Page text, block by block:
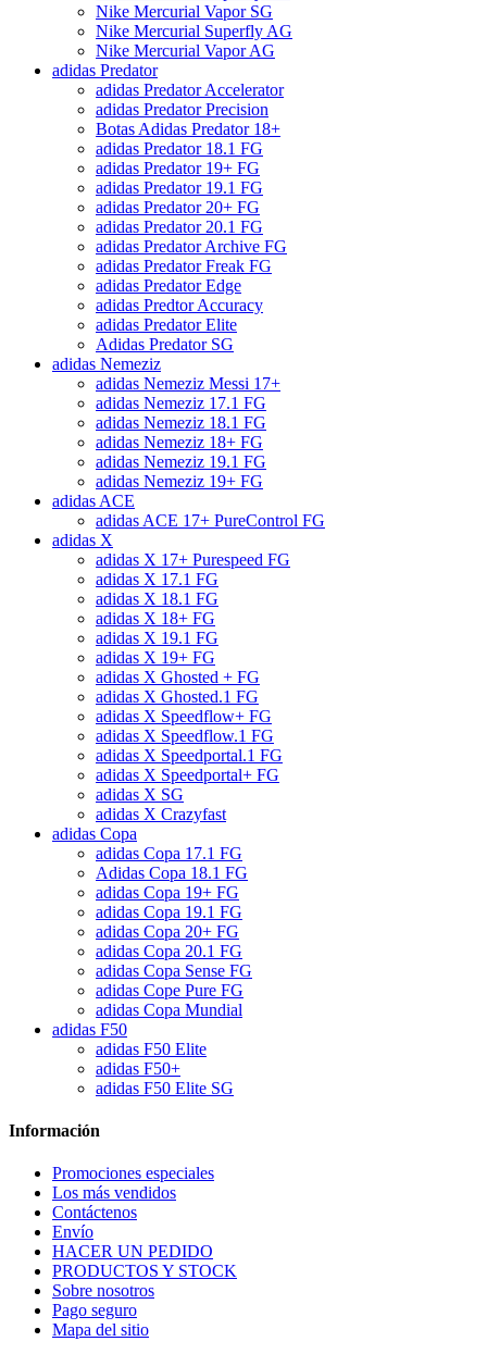
Nike Mercurial Vapor SG
Nike Mercurial Superfly AG
Nike Mercurial Vapor AG
adidas Predator
adidas Predator Accelerator
adidas Predator Precision
Botas Adidas Predator 18+
adidas Predator 18.1 FG
adidas Predator 19+ FG
adidas Predator 19.1 FG
adidas Predator 20+ FG
adidas Predator 20.1 FG
adidas Predator Archive FG
adidas Predator Freak FG
adidas Predator Edge
adidas Predtor Accuracy
adidas Predator Elite
Adidas Predator SG
adidas Nemeziz
adidas Nemeziz Messi 17+
adidas Nemeziz 17.1 FG
adidas Nemeziz 18.1 FG
adidas Nemeziz 18+ FG
adidas Nemeziz 19.1 FG
adidas Nemeziz 19+ FG
adidas ACE
adidas ACE 17+ PureControl FG
adidas X
adidas X 17+ Purespeed FG
adidas X 17.1 FG
adidas X 18.1 FG
adidas X 18+ FG
adidas X 19.1 FG
adidas X 19+ FG
adidas X Ghosted + FG
adidas X Ghosted.1 FG
adidas X Speedflow+ FG
adidas X Speedflow.1 FG
adidas X Speedportal.1 FG
adidas X Speedportal+ FG
adidas X SG
adidas X Crazyfast
adidas Copa
adidas Copa 17.1 FG
Adidas Copa 18.1 FG
adidas Copa 19+ FG
adidas Copa 19.1 FG
adidas Copa 20+ FG
adidas Copa 20.1 FG
adidas Copa Sense FG
adidas Cope Pure FG
adidas Copa Mundial
adidas F50
adidas F50 Elite
adidas F50+
adidas F50 Elite SG
Información
Promociones especiales
Los más vendidos
Contáctenos
Envío
HACER UN PEDIDO
PRODUCTOS Y STOCK
Sobre nosotros
Pago seguro
Mapa del sitio